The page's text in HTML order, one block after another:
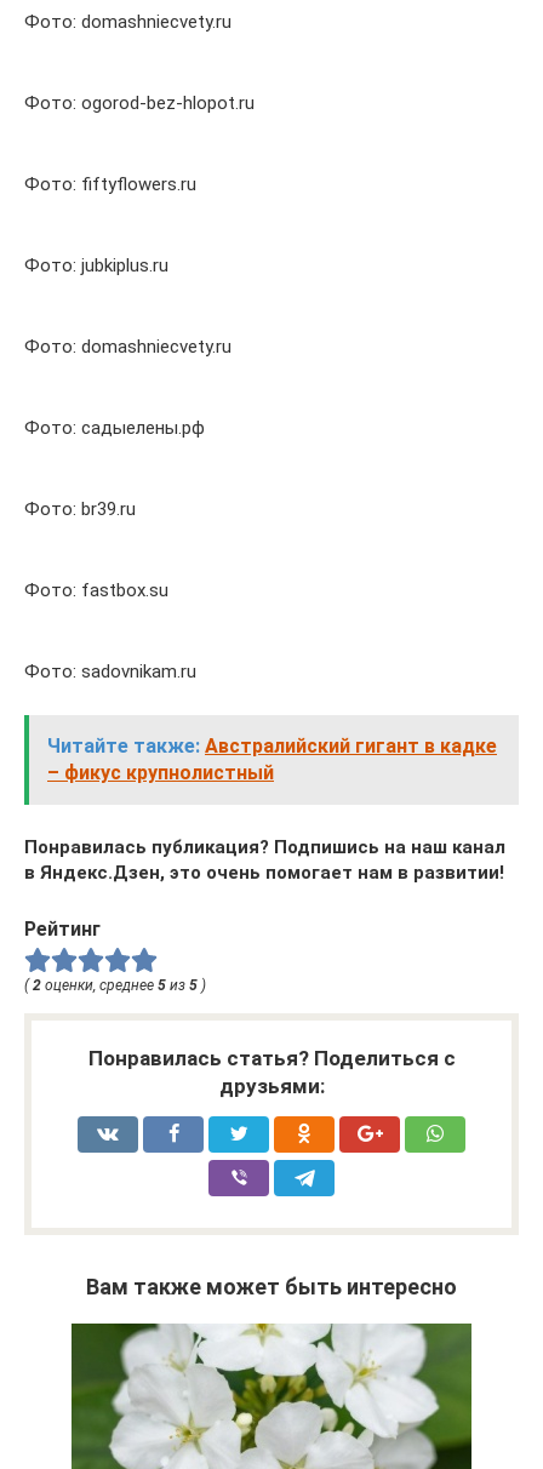
Фото: domashniecvety.ru
Фото: ogorod-bez-hlopot.ru
Фото: fiftyflowers.ru
Фото: jubkiplus.ru
Фото: domashniecvety.ru
Фото: садыелены.рф
Фото: br39.ru
Фото: fastbox.su
Фото: sadovnikam.ru
Читайте также: Австралийский гигант в кадке
– фикус крупнолистный
Понравилась публикация? Подпишись на наш канал
в Яндекс.Дзен, это очень помогает нам в развитии!
Рейтинг
( 2 оценки, среднее 5 из 5 )
Понравилась статья? Поделиться с
друзьями:
Вам также может быть интересно